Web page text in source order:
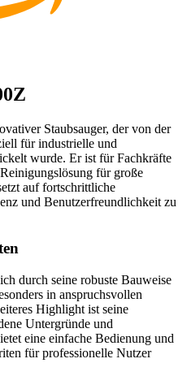
Staubsauger, der von der
für industrielle und
wurde. Er ist für Fachkräfte
für große
auf fortschrittliche
und Benutzerfreundlichkeit zu
durch seine robuste Bauweise
in anspruchsvollen
Highlight ist seine
Untergründe und
eine einfache Bedienung und
für professionelle Nutzer